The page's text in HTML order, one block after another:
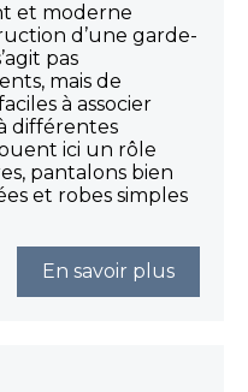
et moderne
d’une garde-
pas
mais de
à associer
différentes
ici un rôle
pantalons bien
et robes simples
En savoir plus